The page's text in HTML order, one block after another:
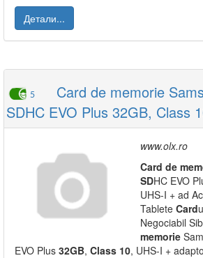
Детали...
5
Card de memorie
SDHC EVO Plus 32GB, Class
www.olx.ro
Card de
SDHC EVO
UHS-I + ad
Tablete Card
Negociabil
memorie
EVO Plus 32GB, Class 10, UHS-I +